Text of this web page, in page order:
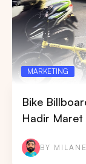
MARKETING
Bike
Hadir
BY